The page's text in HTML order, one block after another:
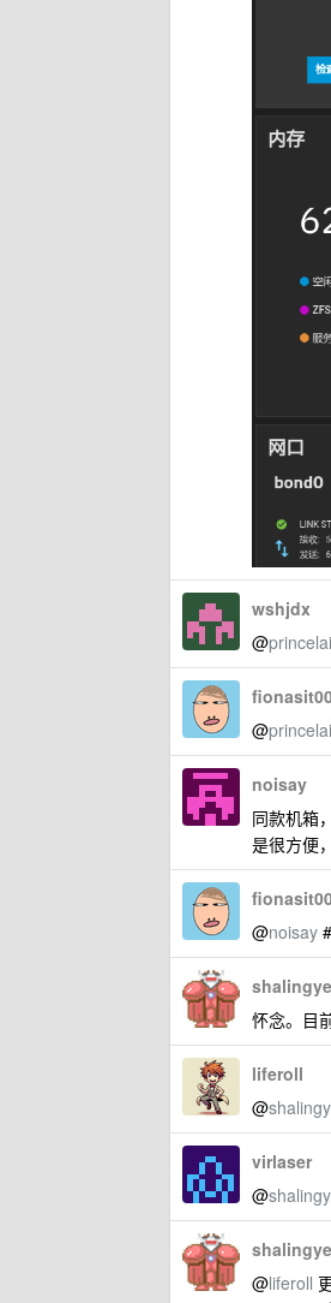
wshjdx
@princelai
@princelai
noisay
同款机箱
是很方便
@noisay
shalingye
怀念。目
liferoll
@
virlaser
@
shalingye
@liferoll